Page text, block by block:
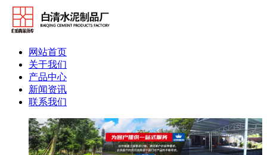
网站首页
关于我们
产品中心
新闻资讯
联系我们